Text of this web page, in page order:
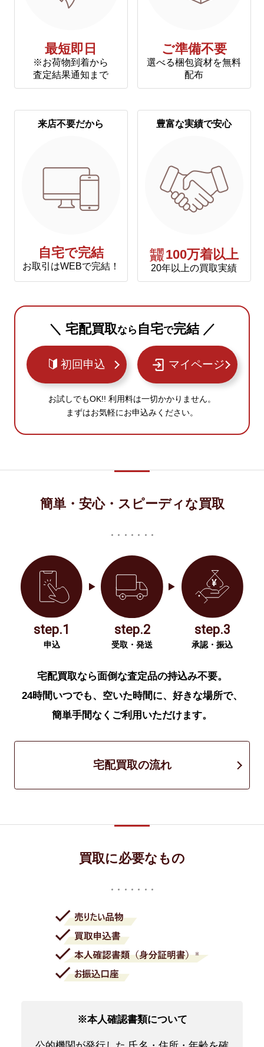
最短即日
※お荷物到着から
査定結果通知まで
ご準備不要
選べる梱包資材を無料
配布
来店不要だから
自宅で完結
お取引はWEBで完結！
豊富な実績で安心
年間
買取 100万着以上
20年以上の買取実績
＼ 宅配買取なら 自宅で完結 ／
初回申込 マイページ
お試しでもOK!! 利用料は一切かかりません。
まずはお気軽にお申込みください。
簡単・安心・スピーディな買取
step.1
申込
step.2
受取・発送
step.3
承認・振込
宅配買取なら面倒な査定品の持込み不要。
24時間いつでも、空いた時間に、好きな場所で、
簡単手間なくご利用いただけます。
宅配買取の流れ
買取に必要なもの
※本人確認書類について